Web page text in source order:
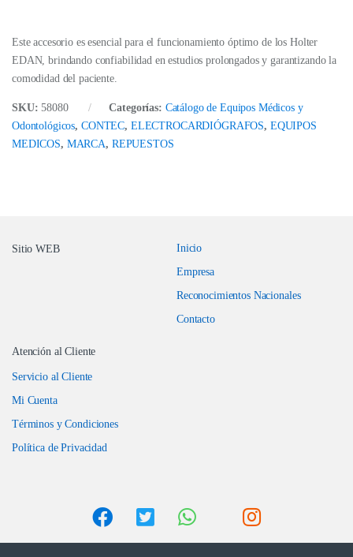
Este accesorio es esencial para el funcionamiento óptimo de los Holter
EDAN, brindando confiabilidad en estudios prolongados y garantizando la
comodidad del paciente.
SKU:58080 Categorías: Catálogo de Equipos Médicos y
Odontológicos, CONTEC, ELECTROCARDIÓGRAFOS, EQUIPOS
MEDICOS, MARCA, REPUESTOS
Sitio WEB
Inicio
Empresa
Reconocimientos Nacionales
Contacto
Atención al Cliente
Servicio al Cliente
Mi Cuenta
Términos y Condiciones
Política de Privacidad